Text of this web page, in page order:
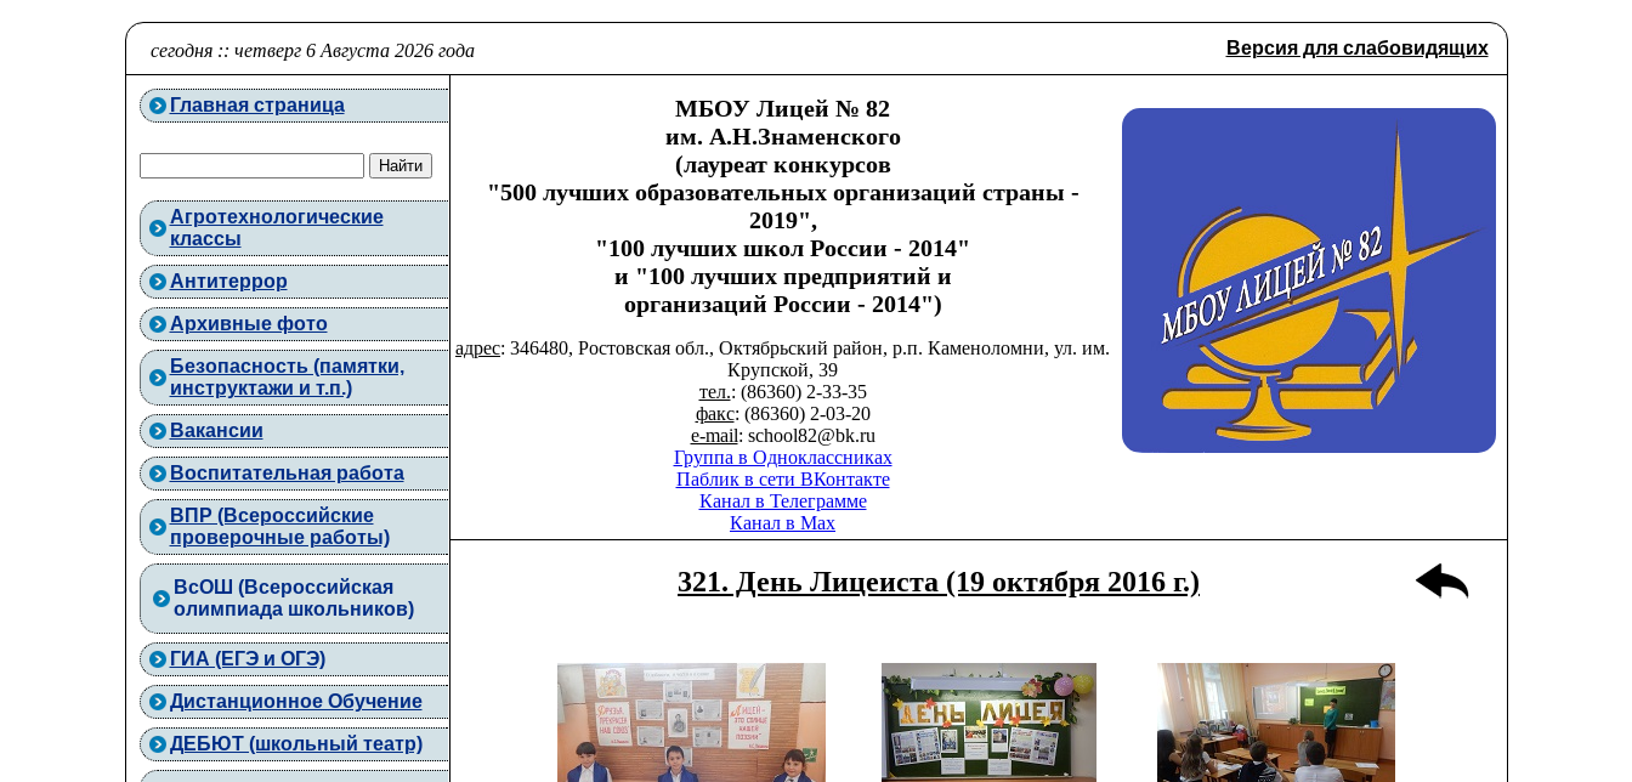
сегодня :: четверг 6 Августа 2026 года Версия для слабовидящих
Главная страница
Агротехнологические
классы
Антитеррор
Архивные фото
Безопасность (памятки,
инструктажи и т.п.)
Вакансии
Воспитательная работа
ВПР (Всероссийские
проверочные работы)
ВcОШ (Всероссийская
олимпиада школьников)
ГИА (ЕГЭ и ОГЭ)
Дистанционное Обучение
ДЕБЮТ (школьный театр)
МБОУ Лицей № 82
им. А.Н.Знаменского
(лауреат конкурсов
"500 лучших образовательных организаций страны -
2019",
"100 лучших школ России - 2014"
и "100 лучших предприятий и
организаций России - 2014")
адрес: 346480, Ростовская обл., Октябрьский район, р.п. Каменоломни, ул. им.
Крупской, 39
тел.: (86360) 2-33-35
факс: (86360) 2-03-20
e-mail: school82@bk.ru
Группа в Одноклассниках
Паблик в сети ВКонтакте
Канал в Телеграмме
Канал в Max
321. День Лицеиста (19 октября 2016 г.)